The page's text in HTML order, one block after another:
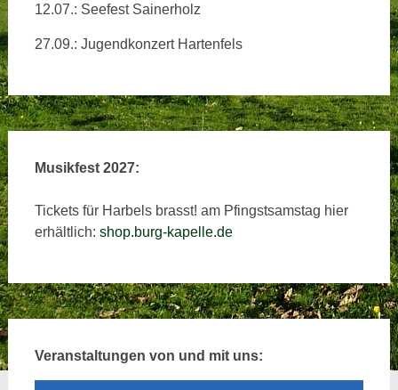
12.07.: Seefest Sainerholz
27.09.: Jugendkonzert Hartenfels
Musikfest 2027:
Tickets für Harbels brasst! am Pfingstsamstag hier
erhältlich: shop.burg-kapelle.de
Veranstaltungen von und mit uns: